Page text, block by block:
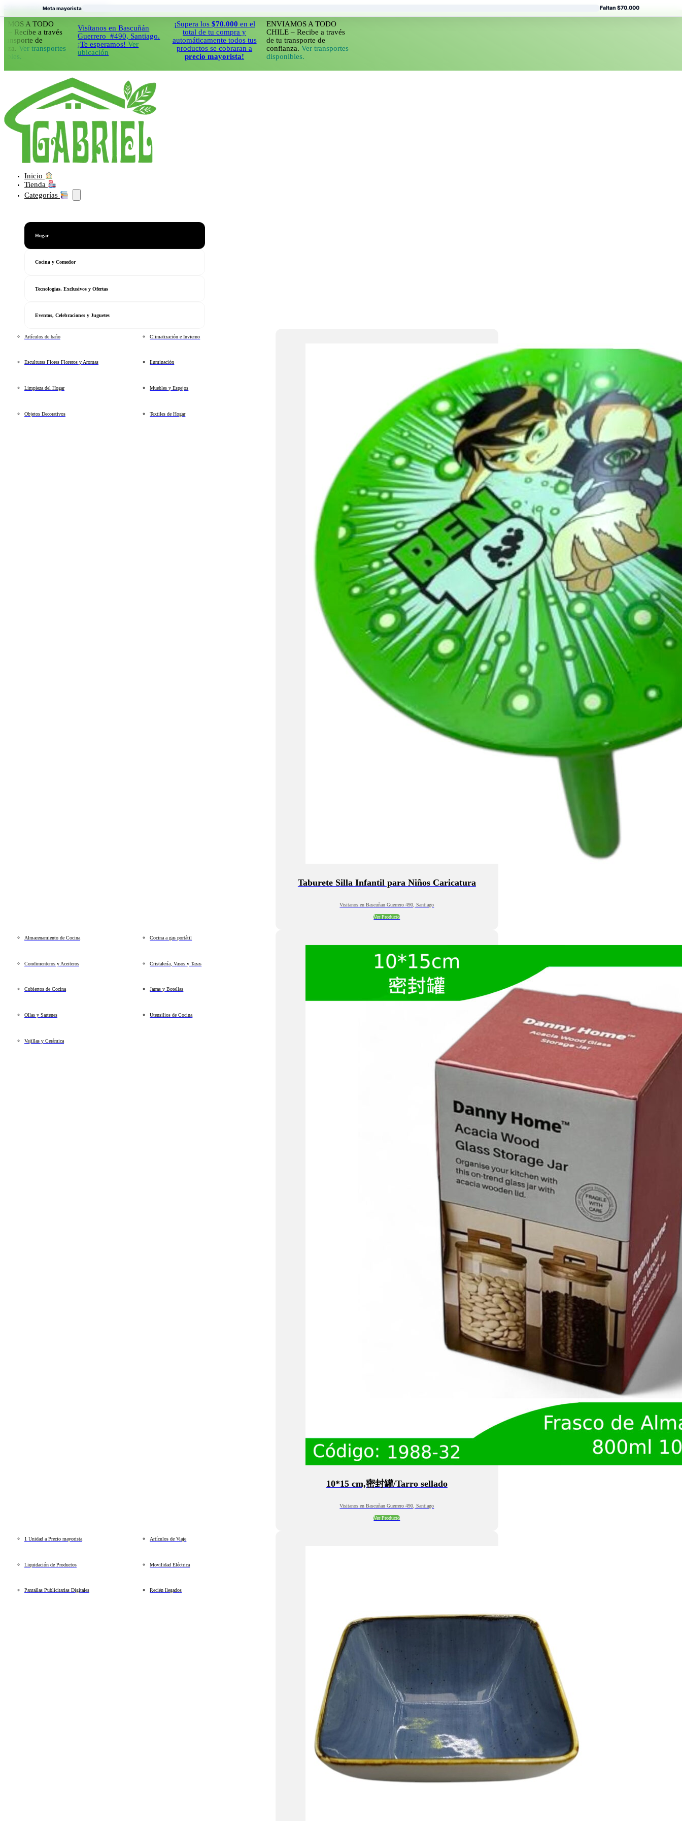
Saltar al contenido principal Saltar al pie de página
A TODO
a través
de
transportes
Visítanos en Bascuñán
Guerrero #490, Santiago.
¡Te esperamos!Ver
ubicación
¡Supera los$70.000en el
total de tu compra y
automáticamente todos tus
productos se cobraran a
precio mayorista!
ENVIAMOS A TODO
CHILE – Recibe a través
de tu transporte de
confianza.Ver transportes
disponibles.
Inicio
Tienda
Categorías
Hogar
Cocina y Comedor
Tecnologias, Exclusivos y Ofertas
Eventos, Celebraciones y Juguetes
Artículos de baño Climatización e Invierno
Esculturas Flores Floreros y Aromas Iluminación
Limpieza del Hogar Muebles y Espejos
Objetos Decorativos Textiles de Hogar
Taburete Silla Infantil para Niños Caricatura
Visitanos en Bascuñan Guerrero 490, Santiago
Ver Producto
Almacenamiento de Cocina Cocina a gas portátil
Condimenteros y Aceiteros Cristalería, Vasos y Tazas
Cubiertos de Cocina Jarras y Botellas
Ollas y Sartenes Utensilios de Cocina
Vajillas y Cerámica
10*15 cm,密封罐/Tarro sellado
Visitanos en Bascuñan Guerrero 490, Santiago
Ver Producto
1 Unidad a Precio mayorista Artículos de Viaje
Liquidación de Productos Movilidad Eléctrica
Pantallas Publicitarias Digitales Recién llegados
Meta mayorista Faltan $70.000